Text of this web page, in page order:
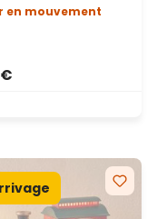
en mouvement